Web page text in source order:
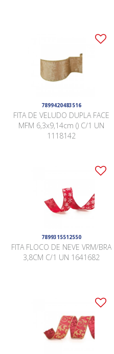
7899420483516
FITA DE VELUDO DUPLA FACE
MFM 6,3x9,14cm () C/1 UN
1118142
7899315512550
FITA FLOCO DE NEVE VRM/BRA
3,8CM C/1 UN 1641682